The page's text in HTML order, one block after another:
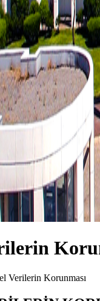
Verilerin Korunması